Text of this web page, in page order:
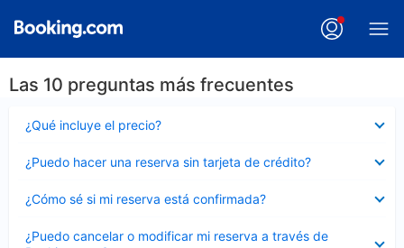
Las 10 preguntas más frecuentes
¿Qué incluye el precio?
cerrado
¿Puedo hacer una reserva sin tarjeta de crédito?
cerrado
¿Cómo sé si mi reserva está confirmada?
cerrado
¿Puedo cancelar o modificar mi reserva a través de
cerrado